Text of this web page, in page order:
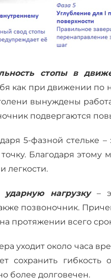
стопы в
как при движении
вынуждены
подвергаются
5-фазной стельке
Благодаря
легкости.
ударную нагрузку–
позвоночник.
протяжении всего
уходит около часа
сохранить гибкость
более долговечен.